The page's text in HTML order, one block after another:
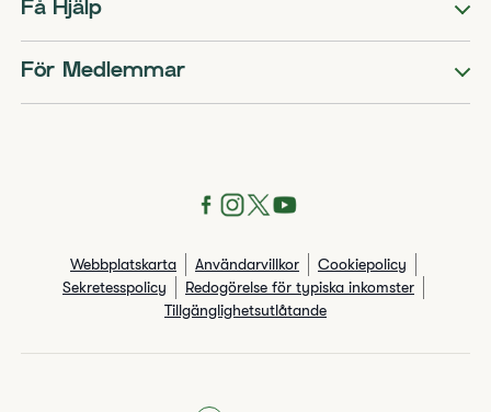
Få Hjälp
För Medlemmar
Webbplatskarta Användarvillkor
Cookiepolicy
Sekretesspolicy
Redogörelse för typiska inkomster
Tillgänglighetsutlåtande